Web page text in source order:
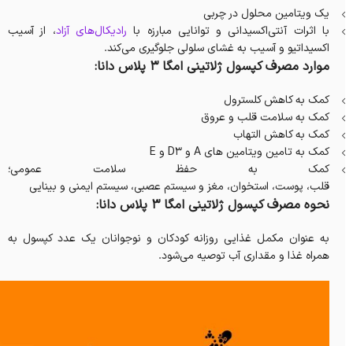
یک ویتامین محلول در چربی
با اثرات آنتی‌اکسیدانی و توانایی مبارزه با رادیکال‌های آزاد، از آسیب
اکسیداتیو و آسیب به غشای سلولی جلوگیری می‌کند.
موارد مصرف کپسول ژلاتینی امگا 3 پلاس دانا:
کمک به کاهش کلسترول
کمک به سلامت قلب و عروق
کمک به کاهش التهاب
کمک به تامین ویتامین های A و D3 و E
کمک به حفظ سلامت عمومی؛
قلب، پوست، استخوان، مغز و سیستم عصبی، سیستم ایمنی و بینایی
نحوه مصرف کپسول ژلاتینی امگا 3 پلاس دانا:
به عنوان مکمل غذایی روزانه کودکان و نوجوانان یک عدد کپسول به
همراه غذا و مقداری آب توصیه می‌شود.